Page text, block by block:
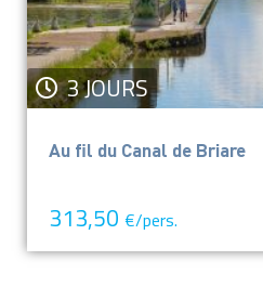
3 JOURS
Au fil du Canal de Briare
313,50 €/pers.